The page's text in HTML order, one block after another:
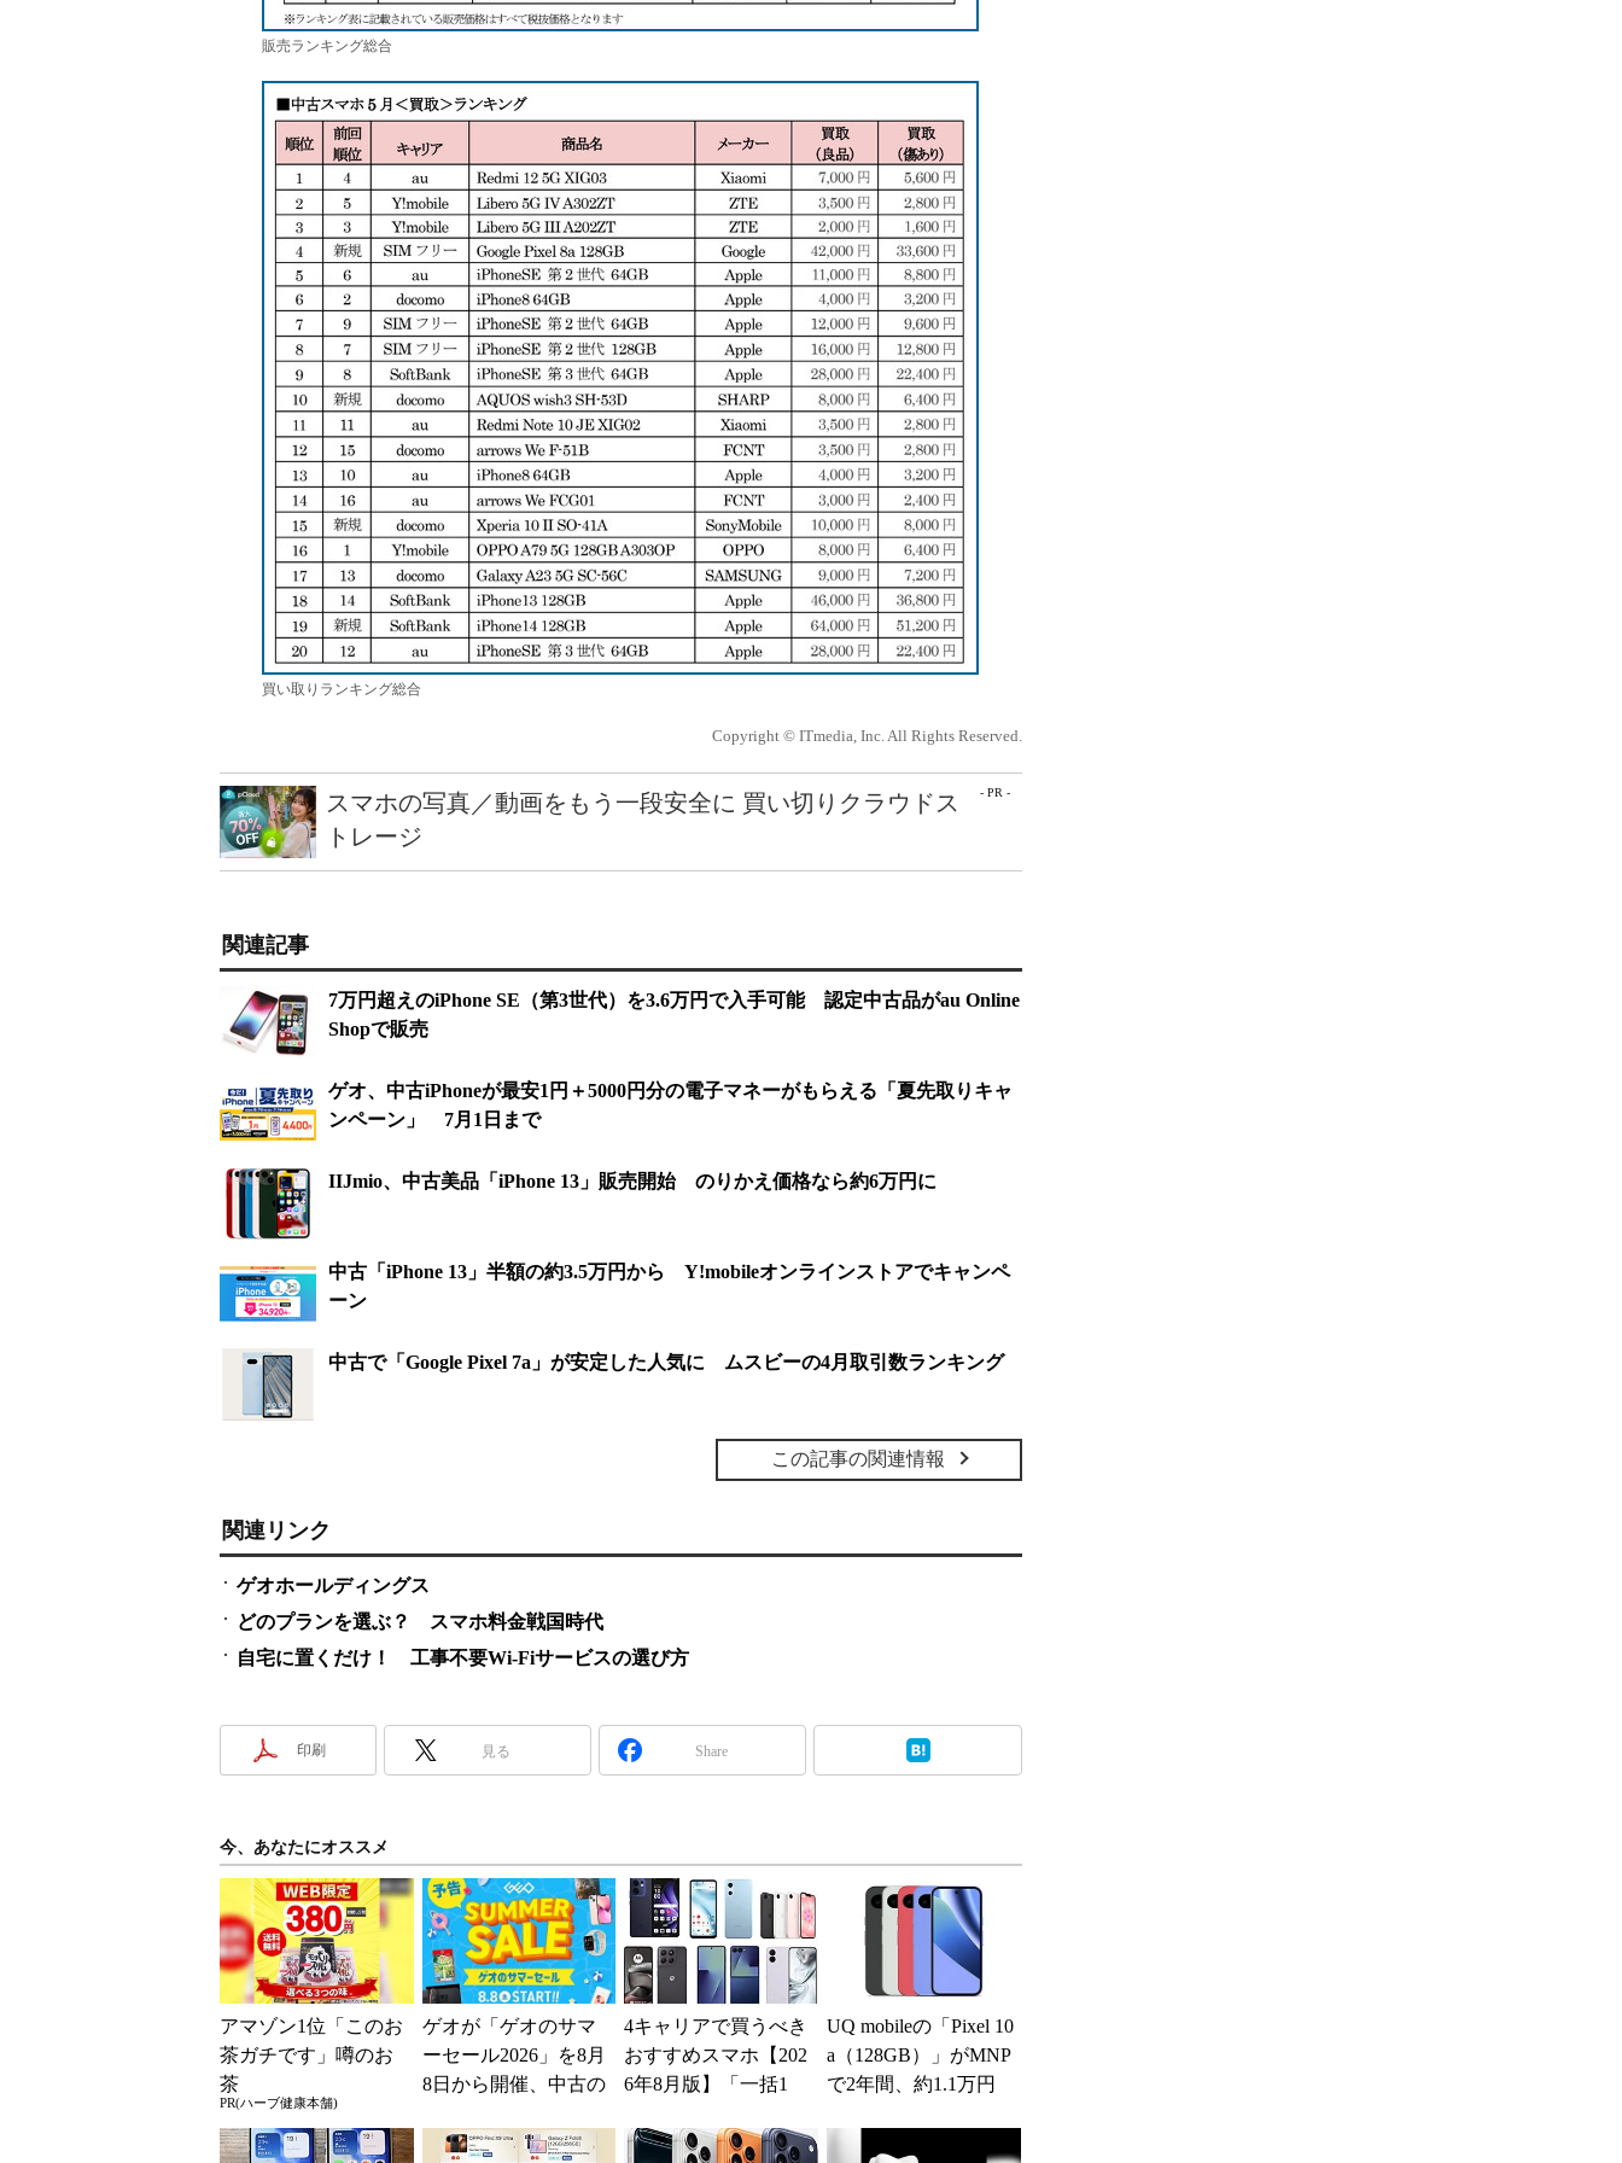
販売ランキング総合
買い取りランキング総合
Copyright © ITmedia, Inc. All Rights Reserved.
- PR -
スマホの写真／動画をもう一段安全に 買い切りクラウドス
トレージ
関連記事
7万円超えのiPhone SE（第3世代）を3.6万円で入手可能 認定中古品がau Online
Shopで販売
ゲオ、中古iPhoneが最安1円＋5000円分の電子マネーがもらえる「夏先取りキャ
ンペーン」 7月1日まで
IIJmio、中古美品「iPhone 13」販売開始 のりかえ価格なら約6万円に
中古「iPhone 13」半額の約3.5万円から Y!mobileオンラインストアでキャンペ
ーン
中古で「Google Pixel 7a」が安定した人気に ムスビーの4月取引数ランキング
この記事の関連情報
関連リンク
ゲオホールディングス
どのプランを選ぶ？ スマホ料金戦国時代
自宅に置くだけ！ 工事不要Wi-Fiサービスの選び方
印刷 見る Share
今、あなたにオススメ
アマゾン1位「このお
茶ガチです」噂のお
茶
PR(ハーブ健康本舗)
ゲオが「ゲオのサマ
ーセール2026」を8月
8日から開催、中古の
得に
4キャリアで買うべき
おすすめスマホ【202
6年8月版】「一括1
得なiPhone／...
UQ mobileの「Pixel 10
a（128GB）」がMNP
で2年間、約1.1万円